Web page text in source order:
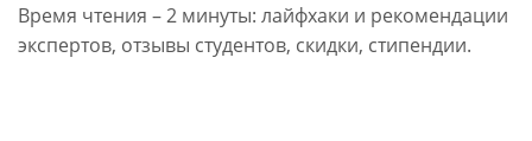
Время чтения – 2 минуты: лайфхаки и рекомендации
экспертов, отзывы студентов, скидки, стипендии.